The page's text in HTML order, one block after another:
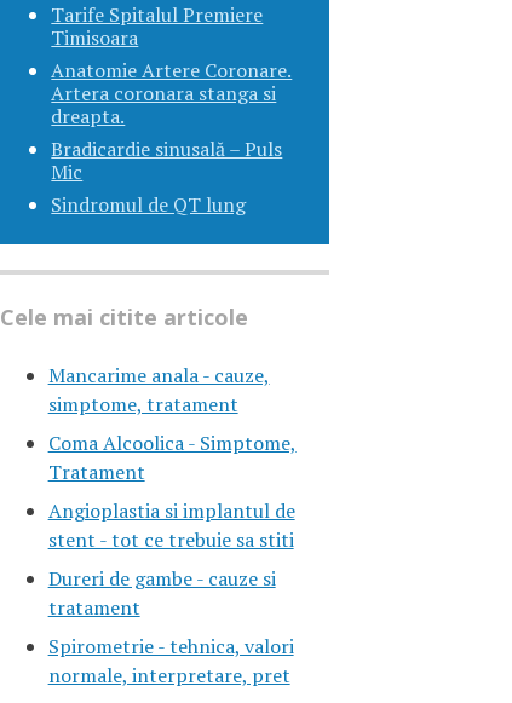
Tarife Spitalul Premiere
Timisoara
Anatomie Artere Coronare.
Artera coronara stanga si
dreapta.
Bradicardie sinusală – Puls
Mic
Sindromul de QT lung
Cele mai citite articole
Mancarime anala - cauze,
simptome, tratament
Coma Alcoolica - Simptome,
Tratament
Angioplastia si implantul de
stent - tot ce trebuie sa stiti
Dureri de gambe - cauze si
tratament
Spirometrie - tehnica, valori
normale, interpretare, pret